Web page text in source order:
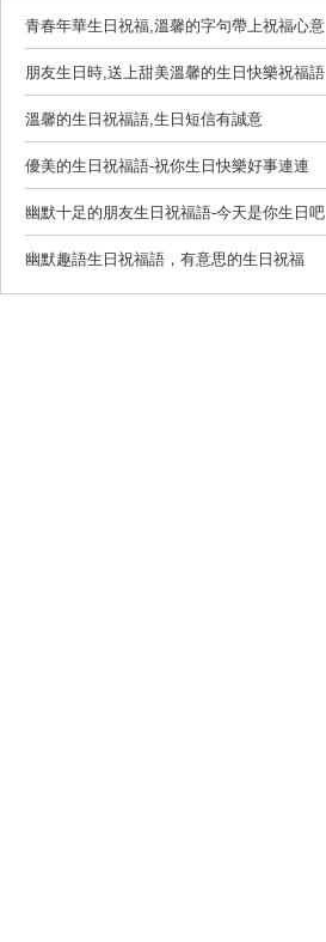
青春年華生日祝福,溫馨的字句帶上祝福心意
朋友生日時,送上甜美溫馨的生日快樂祝福語
溫馨的生日祝福語,生日短信有誠意
優美的生日祝福語-祝你生日快樂好事連連
幽默十足的朋友生日祝福語-今天是你生日吧
幽默趣語生日祝福語，有意思的生日祝福